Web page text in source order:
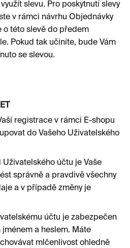
slevu. Pro poskytnutí slevy
v rámci návrhu Objednávky
o této slevě do předem
Pokud tak učiníte, bude Vám
se slevou.
registrace v rámci E-shopu
do Vašeho Uživatelského
Uživatelského účtu je Vaše
správně a pravdivě všechny
a v případě změny je
účtu je zabezpečen
jménem a heslem. Máte
mlčenlivost ohledně